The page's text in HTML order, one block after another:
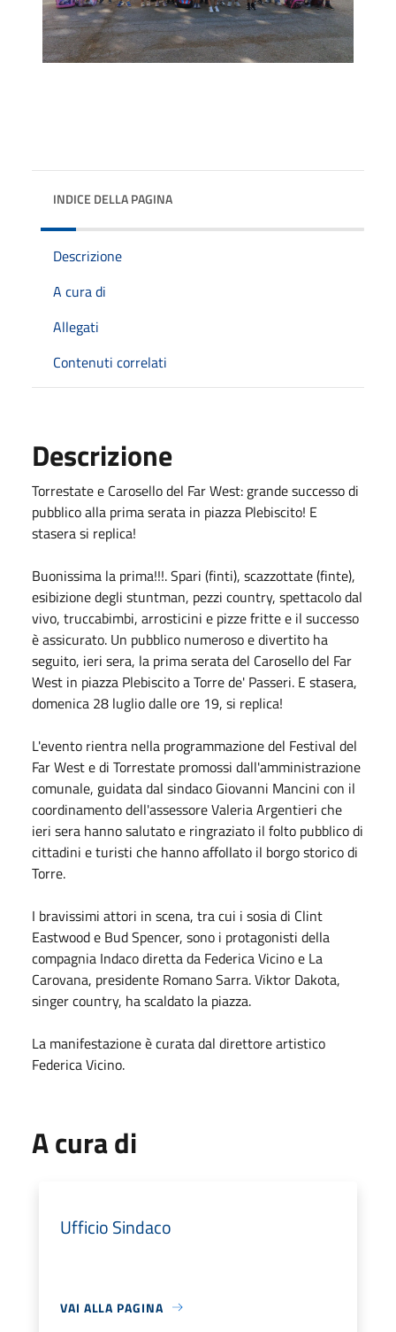
INDICE DELLA PAGINA
Descrizione
A cura di
Allegati
Contenuti correlati
Descrizione
Torrestate e Carosello del Far West: grande successo di
pubblico alla prima serata in piazza Plebiscito! E
stasera si replica!
Buonissima la prima!!!. Spari (finti), scazzottate (finte),
esibizione degli stuntman, pezzi country, spettacolo dal
vivo, truccabimbi, arrosticini e pizze fritte e il successo
è assicurato. Un pubblico numeroso e divertito ha
seguito, ieri sera, la prima serata del Carosello del Far
West in piazza Plebiscito a Torre de' Passeri. E stasera,
domenica 28 luglio dalle ore 19, si replica!
L'evento rientra nella programmazione del Festival del
Far West e di Torrestate promossi dall'amministrazione
comunale, guidata dal sindaco Giovanni Mancini con il
coordinamento dell'assessore Valeria Argentieri che
ieri sera hanno salutato e ringraziato il folto pubblico di
cittadini e turisti che hanno affollato il borgo storico di
Torre.
I bravissimi attori in scena, tra cui i sosia di Clint
Eastwood e Bud Spencer, sono i protagonisti della
compagnia Indaco diretta da Federica Vicino e La
Carovana, presidente Romano Sarra. Viktor Dakota,
singer country, ha scaldato la piazza.
La manifestazione è curata dal direttore artistico
Federica Vicino.
A cura di
Ufficio Sindaco
VAI ALLA PAGINA